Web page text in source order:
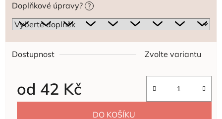
Doplňkové úpravy? ?
Dostupnost Zvolte variantu
od 42 Kč
Měrná cena:
DO KOŠÍKU